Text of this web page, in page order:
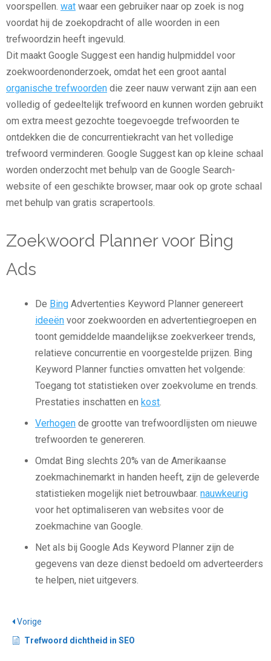
voorspellen. wat waar een gebruiker naar op zoek is nog
voordat hij de zoekopdracht of alle woorden in een
trefwoordzin heeft ingevuld.
Dit maakt Google Suggest een handig hulpmiddel voor
zoekwoordenonderzoek, omdat het een groot aantal
organische trefwoorden die zeer nauw verwant zijn aan een
volledig of gedeeltelijk trefwoord en kunnen worden gebruikt
om extra meest gezochte toegevoegde trefwoorden te
ontdekken die de concurrentiekracht van het volledige
trefwoord verminderen. Google Suggest kan op kleine schaal
worden onderzocht met behulp van de Google Search-
website of een geschikte browser, maar ook op grote schaal
met behulp van gratis scrapertools.
Zoekwoord Planner voor Bing
Ads
De Bing Advertenties Keyword Planner genereert
ideeën voor zoekwoorden en advertentiegroepen en
toont gemiddelde maandelijkse zoekverkeer trends,
relatieve concurrentie en voorgestelde prijzen. Bing
Keyword Planner functies omvatten het volgende:
Toegang tot statistieken over zoekvolume en trends.
Prestaties inschatten en kost.
Verhogen de grootte van trefwoordlijsten om nieuwe
trefwoorden te genereren.
Omdat Bing slechts 20% van de Amerikaanse
zoekmachinemarkt in handen heeft, zijn de geleverde
statistieken mogelijk niet betrouwbaar. nauwkeurig
voor het optimaliseren van websites voor de
zoekmachine van Google.
Net als bij Google Ads Keyword Planner zijn de
gegevens van deze dienst bedoeld om adverteerders
te helpen, niet uitgevers.
Vorige
Trefwoord dichtheid in SEO